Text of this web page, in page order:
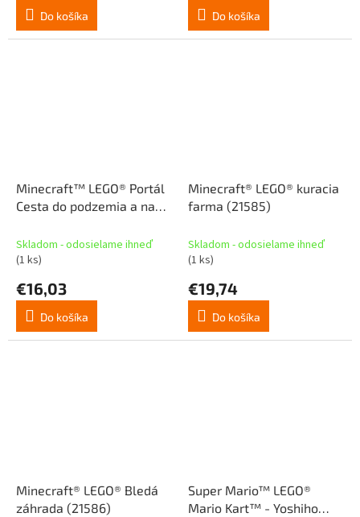
Do košíka Do košíka
Minecraft™ LEGO® Portál
Cesta do podzemia a na
Skladom - odosielame ihneď
(1 ks)
€16,03
Do košíka
Minecraft® LEGO® kuracia
farma (21585)
Skladom - odosielame ihneď
(1 ks)
€19,74
Do košíka
Minecraft® LEGO® Bledá
záhrada (21586)
Super Mario™ LEGO®
Mario Kart™ - Yoshiho